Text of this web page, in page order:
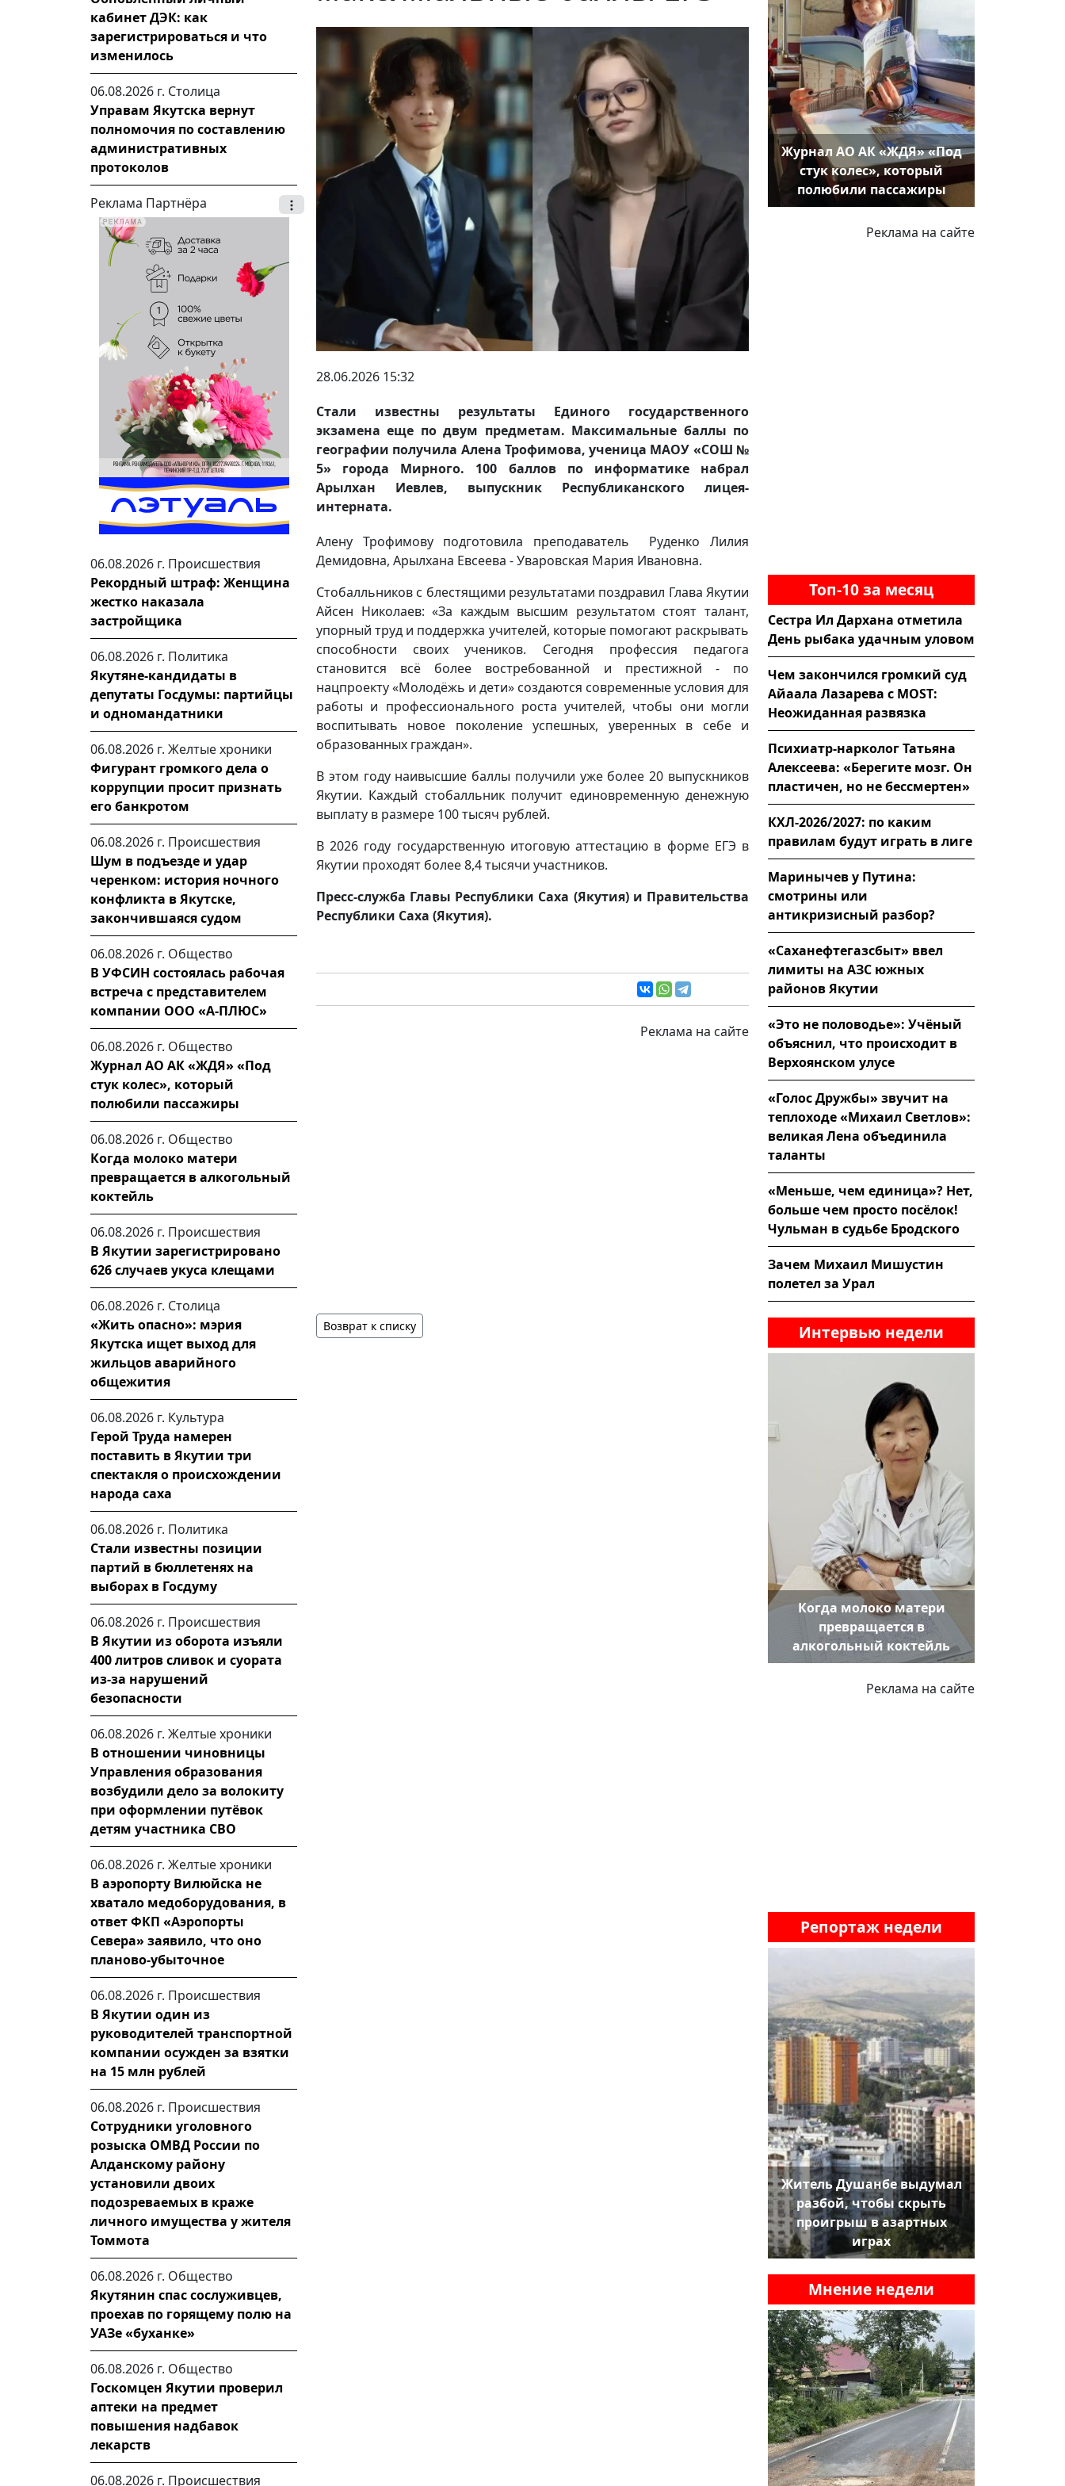
кабинет ДЭК: как
зарегистрироваться и что
изменилось
06.08.2026 г. Столица
Управам Якутска вернут
полномочия по составлению
административных
протоколов
Реклама Партнёра
06.08.2026 г. Происшествия
Рекордный штраф: Женщина
жестко наказала
застройщика
06.08.2026 г. Политика
Якутяне-кандидаты в
депутаты Госдумы: партийцы
и одномандатники
06.08.2026 г. Желтые хроники
Фигурант громкого дела о
коррупции просит признать
его банкротом
06.08.2026 г. Происшествия
Шум в подъезде и удар
черенком: история ночного
конфликта в Якутске,
закончившаяся судом
06.08.2026 г. Общество
В УФСИН состоялась рабочая
встреча с представителем
компании ООО «А-ПЛЮС»
06.08.2026 г. Общество
Журнал АО АК «ЖДЯ» «Под
стук колес», который
полюбили пассажиры
06.08.2026 г. Общество
Когда молоко матери
превращается в алкогольный
коктейль
06.08.2026 г. Происшествия
В Якутии зарегистрировано
626 случаев укуса клещами
06.08.2026 г. Столица
«Жить опасно»: мэрия
Якутска ищет выход для
жильцов аварийного
общежития
06.08.2026 г. Культура
Герой Труда намерен
поставить в Якутии три
спектакля о происхождении
народа саха
06.08.2026 г. Политика
Стали известны позиции
партий в бюллетенях на
выборах в Госдуму
06.08.2026 г. Происшествия
В Якутии из оборота изъяли
400 литров сливок и суората
из-за нарушений
безопасности
06.08.2026 г. Желтые хроники
В отношении чиновницы
Управления образования
возбудили дело за волокиту
при оформлении путёвок
детям участника СВО
06.08.2026 г. Желтые хроники
В аэропорту Вилюйска не
хватало медоборудования, в
ответ ФКП «Аэропорты
Севера» заявило, что оно
планово-убыточное
06.08.2026 г. Происшествия
В Якутии один из
руководителей транспортной
компании осужден за взятки
на 15 млн рублей
06.08.2026 г. Происшествия
Сотрудники уголовного
розыска ОМВД России по
Алданскому району
установили двоих
подозреваемых в краже
личного имущества у жителя
Томмота
06.08.2026 г. Общество
Якутянин спас сослуживцев,
проехав по горящему полю на
УАЗе «буханке»
06.08.2026 г. Общество
Госкомцен Якутии проверил
аптеки на предмет
повышения надбавок
лекарств
06.08.2026 г. Происшествия
28.06.2026 15:32
Стали известны результаты Единого государственного
экзамена еще по двум предметам. Максимальные баллы по
географии получила Алена Трофимова, ученица МАОУ «СОШ №
5» города Мирного. 100 баллов по информатике набрал
Арылхан Иевлев, выпускник Республиканского лицея-
интерната.
Алену Трофимову подготовила преподаватель Руденко Лилия
Демидовна, Арылхана Евсеева - Уваровская Мария Ивановна.
Стобалльников с блестящими результатами поздравил Глава Якутии
Айсен Николаев: «За каждым высшим результатом стоят талант,
упорный труд и поддержка учителей, которые помогают раскрывать
способности своих учеников. Сегодня профессия педагога
становится всё более востребованной и престижной - по
нацпроекту «Молодёжь и дети» создаются современные условия для
работы и профессионального роста учителей, чтобы они могли
воспитывать новое поколение успешных, уверенных в себе и
образованных граждан».
В этом году наивысшие баллы получили уже более 20 выпускников
Якутии. Каждый стобалльник получит единовременную денежную
выплату в размере 100 тысяч рублей.
В 2026 году государственную итоговую аттестацию в форме ЕГЭ в
Якутии проходят более 8,4 тысячи участников.
Пресс-служба Главы Республики Саха (Якутия) и Правительства
Республики Саха (Якутия).
Реклама на сайте
Возврат к списку
Журнал АО АК «ЖДЯ» «Под
стук колес», который
полюбили пассажиры
Реклама на сайте
Топ-10 за месяц
Сестра Ил Дархана отметила
День рыбака удачным уловом
Чем закончился громкий суд
Айаала Лазарева с MOST:
Неожиданная развязка
Психиатр-нарколог Татьяна
Алексеева: «Берегите мозг. Он
пластичен, но не бессмертен»
КХЛ-2026/2027: по каким
правилам будут играть в лиге
Маринычев у Путина:
смотрины или
антикризисный разбор?
«Саханефтегазсбыт» ввел
лимиты на АЗС южных
районов Якутии
«Это не половодье»: Учёный
объяснил, что происходит в
Верхоянском улусе
«Голос Дружбы» звучит на
теплоходе «Михаил Светлов»:
великая Лена объединила
таланты
«Меньше, чем единица»? Нет,
больше чем просто посёлок!
Чульман в судьбе Бродского
Зачем Михаил Мишустин
полетел за Урал
Интервью недели
Когда молоко матери
превращается в
алкогольный коктейль
Реклама на сайте
Репортаж недели
Житель Душанбе выдумал
разбой, чтобы скрыть
проигрыш в азартных
играх
Мнение недели